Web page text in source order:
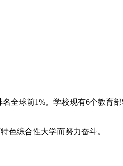
全球前1%。学校现有6个教育
色综合性大学而努力奋斗。